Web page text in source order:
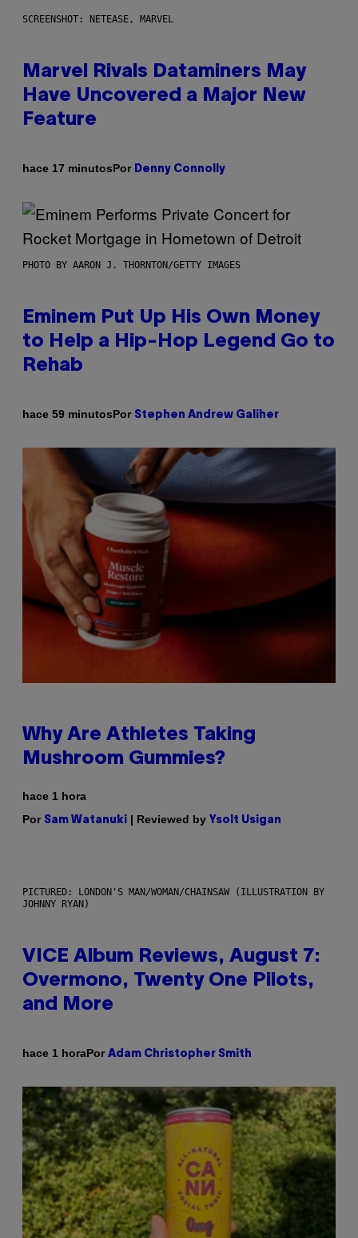
SCREENSHOT: NETEASE, MARVEL
Marvel Rivals Dataminers May
Have Uncovered a Major New
Feature
hace 17 minutosPor Denny Connolly
PHOTO BY AARON J. THORNTON/GETTY IMAGES
Eminem Put Up His Own Money
to Help a Hip-Hop Legend Go to
Rehab
hace 59 minutosPor Stephen Andrew Galiher
Why Are Athletes Taking
Mushroom Gummies?
hace 1 hora
Por Sam Watanuki | Reviewed by Ysolt Usigan
PICTURED: LONDON'S MAN/WOMAN/CHAINSAW (ILLUSTRATION BY
JOHNNY RYAN)
VICE Album Reviews, August 7:
Overmono, Twenty One Pilots,
and More
hace 1 horaPor Adam Christopher Smith